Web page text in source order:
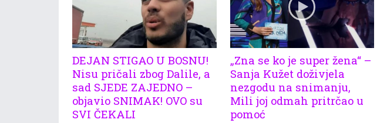
DEJAN STIGAO U BOSNU!
Nisu pričali zbog Dalile, a
sad SJEDE ZAJEDNO –
objavio SNIMAK! OVO su
SVI ČEKALI
„Zna se ko je super žena“ –
Sanja Kužet doživjela
nezgodu na snimanju,
Mili joj odmah pritrčao u
pomoć